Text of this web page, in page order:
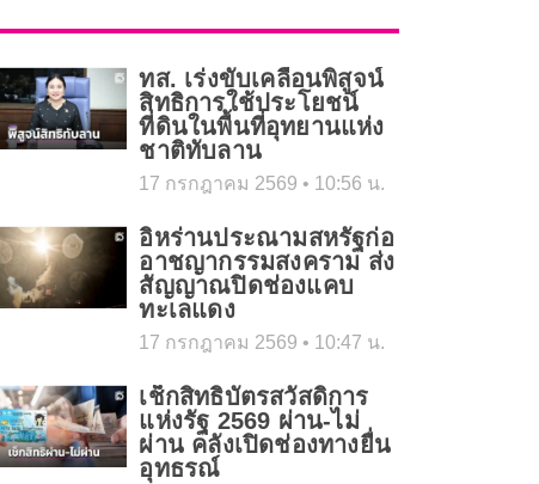
ทส. เร่งขับเคลื่อนพิสูจน์
สิทธิการใช้ประโยชน์
ที่ดินในพื้นที่อุทยานแห่ง
ชาติทับลาน
17 กรกฎาคม 2569 10:56 น.
อิหร่านประณามสหรัฐก่อ
อาชญากรรมสงคราม ส่ง
สัญญาณปิดช่องแคบ
ทะเลแดง
17 กรกฎาคม 2569 10:47 น.
เช็กสิทธิบัตรสวัสดิการ
แห่งรัฐ 2569 ผ่าน-ไม่
ผ่าน คลังเปิดช่องทางยื่น
อุทธรณ์